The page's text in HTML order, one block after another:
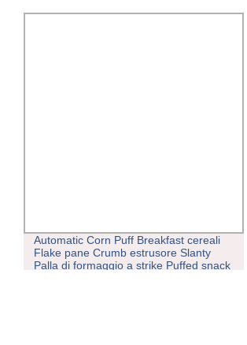
Automatic Corn Puff Breakfast cereali
Flake pane Crumb estrusore Slanty
Palla di formaggio a strike Puffed snack